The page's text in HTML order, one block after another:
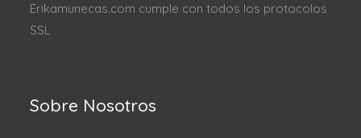
Erikamunecas.com cumple con todos los protocolos
SSL
Sobre Nosotros